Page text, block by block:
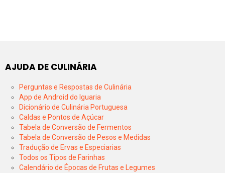
AJUDA DE CULINÁRIA
Perguntas e Respostas de Culinária
App de Android do Iguaria
Dicionário de Culinária Portuguesa
Caldas e Pontos de Açúcar
Tabela de Conversão de Fermentos
Tabela de Conversão de Pesos e Medidas
Tradução de Ervas e Especiarias
Todos os Tipos de Farinhas
Calendário de Épocas de Frutas e Legumes